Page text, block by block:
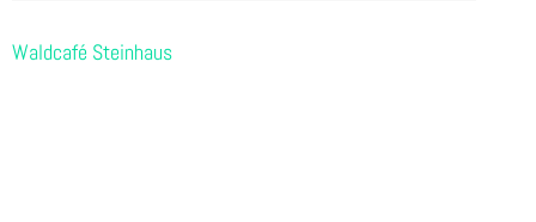
Waldcafé Steinhaus